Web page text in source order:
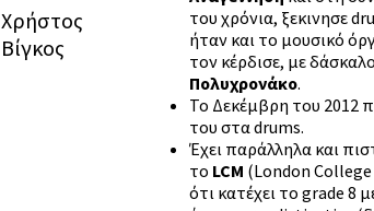
Χρήστος
Βίγκος
του χρόνια, ξεκινησε
ήταν και το μουσικό
τον κέρδισε, με
Πολυχρονάκο.
Το Δεκέμβρη του 2012
του στα drums.
Έχει παράλληλα και
το LCM (London
ότι κατέχει το grade 8